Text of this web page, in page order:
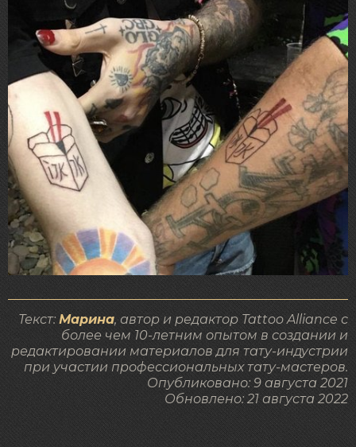
Текст: Марина, автор и редактор Tattoo Alliance с
более чем 10-летним опытом в создании и
редактировании материалов для тату-индустрии
при участии профессиональных тату-мастеров.
Опубликовано:9 августа 2021
Обновлено: 21 августа 2022